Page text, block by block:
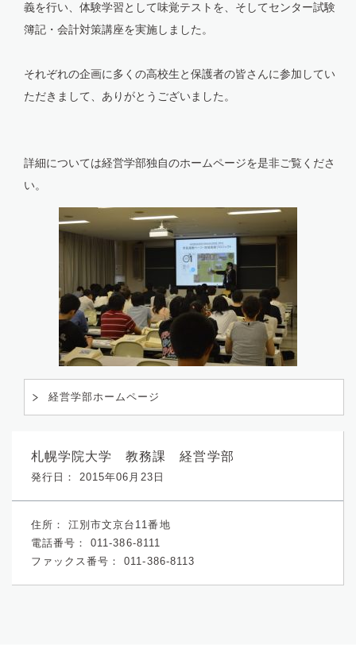
義を行い、体験学習として味覚テストを、そしてセンター試験
簿記・会計対策講座を実施しました。
それぞれの企画に多くの高校生と保護者の皆さんに参加してい
ただきまして、ありがとうございました。
詳細については経営学部独自のホームページを是非ご覧くださ
い。
経営学部ホームページ
発行日： 2015年06月23日
札幌学院大学 教務課 経営学部
住所：
江別市文京台11番地
電話番号：
011-386-8111
ファックス番号：
011-386-8113